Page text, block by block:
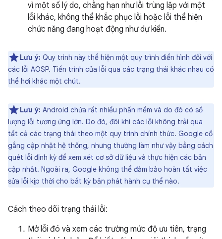
vì một số lý do, chẳng hạn như lỗi trùng lặp với một
lỗi khác, không thể khắc phục lỗi hoặc lỗi thể hiện
chức năng đang hoạt động như dự kiến.
Lưu ý: Quy trình này thể hiện một quy trình điển hình đối với
các lỗi AOSP. Tiến trình của lỗi qua các trạng thái khác nhau có
thể hơi khác một chút.
Lưu ý: Android chứa rất nhiều phần mềm và do đó có số
lượng lỗi tương ứng lớn. Do đó, đôi khi các lỗi không trải qua
tất cả các trạng thái theo một quy trình chính thức. Google cố
gắng cập nhật hệ thống, nhưng thường làm như vậy bằng cách
quét lỗi định kỳ để xem xét cơ sở dữ liệu và thực hiện các bản
cập nhật. Ngoài ra, Google không thể đảm bảo hoàn tất việc
sửa lỗi kịp thời cho bất kỳ bản phát hành cụ thể nào.
Cách theo dõi trạng thái lỗi:
Mở lỗi đó và xem các trường mức độ ưu tiên, trạng